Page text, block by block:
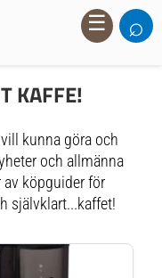
☰ ⌕
KAFFE!
kunna göra och
och allmänna
av köpguider för
självklart...kaffet!